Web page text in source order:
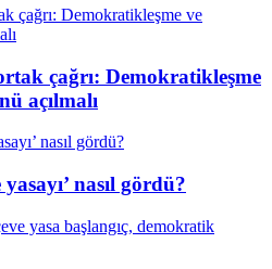
çağrı: Demokratikleşme
açılmalı
nasıl gördü?